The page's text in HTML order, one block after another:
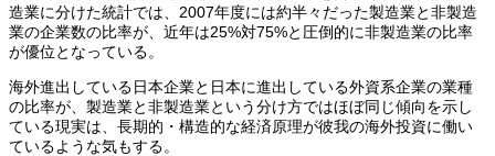
造業に分けた統計では、2007年度には約半々だった製造業と非製造
業の企業数の比率が、近年は25%対75%と圧倒的に非製造業の比率
が優位となっている。
海外進出している日本企業と日本に進出している外資系企業の業種
の比率が、製造業と非製造業という分け方ではほぼ同じ傾向を示し
ている現実は、長期的・構造的な経済原理が彼我の海外投資に働い
ているような気もする。